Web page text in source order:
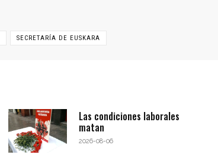
SECRETARÍA DE EUSKARA
Las condiciones laborales
matan
2026-08-06